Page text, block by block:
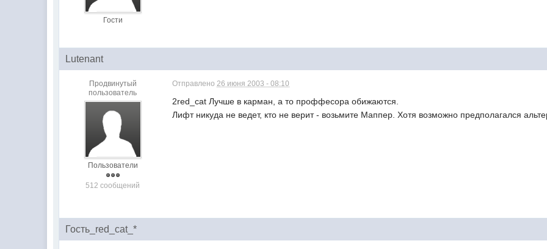
Гости
Lutenant
Продвинутый
пользователь
Пользователи
512 сообщений
Отправлено26 июня 2003 - 08:10
2red_cat Лучше в карман, а то проффесора обижаются.
Лифт никуда не ведет, кто не верит - возьмите Маппер. Хотя возможно предполагался
Гость_red_cat_*